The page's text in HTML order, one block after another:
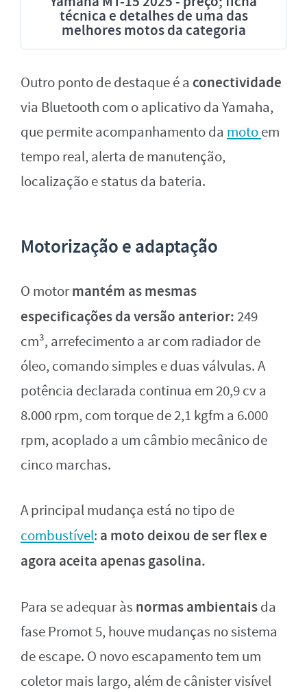
técnica e detalhes de uma das
melhores motos da categoria
Outro ponto de destaque é a conectividade
via Bluetooth com o aplicativo da Yamaha,
que permite acompanhamento da motoem
tempo real, alerta de manutenção,
localização e status da bateria.
Motorização e adaptação
O motormantém as mesmas
especificações da versão anterior: 249
cm³, arrefecimento a ar com radiador de
óleo, comando simples e duas válvulas. A
potência declarada continua em 20,9 cv a
8.000 rpm, com torque de 2,1 kgfm a 6.000
rpm, acoplado a um câmbio mecânico de
cinco marchas.
A principal mudança está no tipo de
combustível: a moto deixou de ser flex e
agora aceita apenas gasolina.
Para se adequar às normas ambientaisda
fase Promot 5, houve mudanças no sistema
de escape. O novo escapamento tem um
coletor mais largo, além de cânister visível